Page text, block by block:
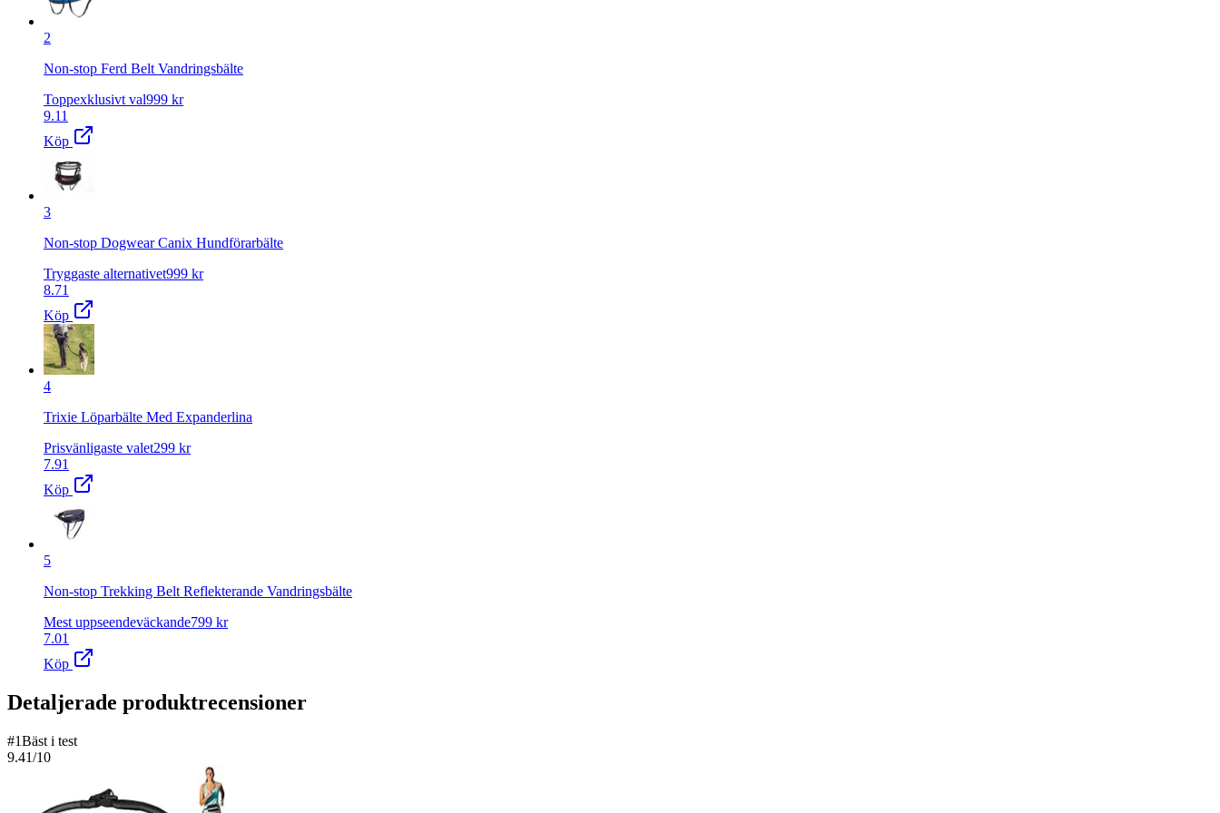
2
Non-stop Ferd Belt Vandringsbälte
Toppexklusivt val999 kr
9.11
Köp
3
Non-stop Dogwear Canix Hundförarbälte
Tryggaste alternativet999 kr
8.71
Köp
4
Trixie Löparbälte Med Expanderlina
Prisvänligaste valet299 kr
7.91
Köp
5
Non-stop Trekking Belt Reflekterande Vandringsbälte
Mest uppseendeväckande799 kr
7.01
Köp
Detaljerade produktrecensioner
#1Bäst i test
9.41/10